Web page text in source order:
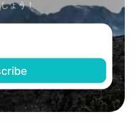
ょう！